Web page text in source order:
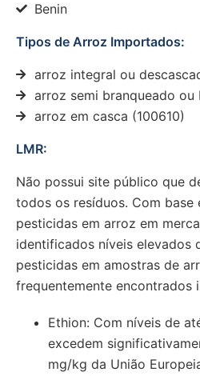
Benin
Tipos de Arroz Importados:
arroz integral ou
arroz semi branqueado ou
arroz em casca (100610)
LMR:
Não possui site público que
todos os resíduos. Com base
pesticidas em arroz em
identificados níveis elevados
pesticidas em amostras de
frequentemente encontrados
Ethion: Com níveis de
excedem
mg/kg da União